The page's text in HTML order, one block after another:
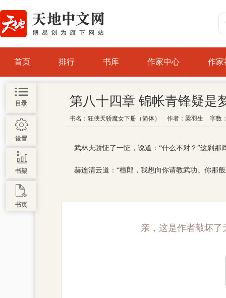
首页 排行 书库 作家中心 作家
目录
设置
书架
书页
第八十四章 锦帐青锋疑是
书名： 狂侠天骄魔女下册（简体） 作者： 梁羽生 字数
武林天骄怔了一怔，说道：“什么不对？”这刹那
赫连清云道：“檀郎，我想向你请教武功。你那
亲，这是作者敲坏